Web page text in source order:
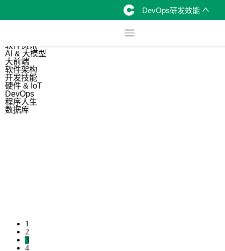
DevOps研发效能
软件资讯
AI & 大模型
大前端
软件架构
开发技能
硬件 & IoT
DevOps
程序人生
数据库
1
2
3
4